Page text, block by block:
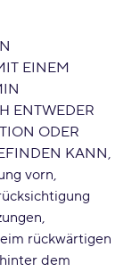
EINEM
ENTWEDER
ODER
KANN
vorn
rückwärtigen
dem